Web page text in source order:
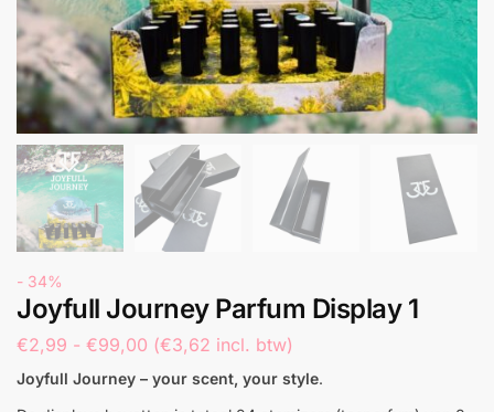
- 34%
Joyfull Journey Parfum Display 1
€2,99 - €99,00 (€3,62 incl. btw)
Joyfull Journey – your scent, your style.